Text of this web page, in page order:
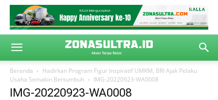
Beranda
Hadirkan Program Figur Inspiratif UMKM, BRI Ajak Pelaku
Usaha Semakin Bertumbuh
IMG-20220923-WA0008
IMG-20220923-WA0008